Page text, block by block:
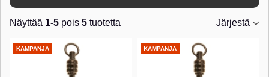
Näyttää 1-5 pois 5 tuotetta
Järjestä
Tuotteet
KAMPANJA KAMPANJA